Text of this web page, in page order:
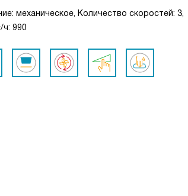
механическое, Количество скоростей: 3,
ч: 990